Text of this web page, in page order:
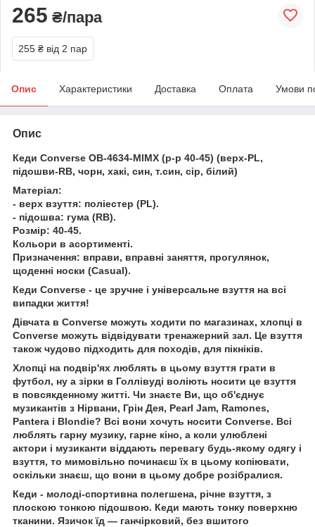
265 ₴/пара
255 ₴ від 2 пар
Опис Характеристики Доставка Оплата Умови
Опис
Кеди Converse OB-4634-MIMX (р-р 40-45) (верх-PL,
підошви-RB, чорн, хакі, син, т.син, сір, білий)
Матеріал:
- верх взуття: поліестер (PL).
- підошва: гума (RB).
Розмір: 40-45.
Кольори в асортименті.
Призначення: вправи, вправні заняття, прогулянок,
щоденні носки (Casual).
Кеди Converse - це зручне і універсальне взуття на всі
випадки життя!
Дівчата в Converse можуть ходити по магазинах, хлопці в
Converse можуть відвідувати тренажерний зал. Це взуття
також чудово підходить для походів, для пікніків.
Хлопці на подвір'ях люблять в цьому взуття грати в
футбол, ну а зірки в Голлівуді воліють носити це взуття
в повсякденному житті. Чи знаєте Ви, що об'єднує
музикантів з Нірвани, Грін Дея, Pearl Jam, Ramones,
Pantera і Blondie? Всі вони хочуть носити Converse. Всі
люблять гарну музику, гарне кіно, а коли улюблені
актори і музиканти віддають перевагу будь-якому одягу і
взуття, то мимовільно починаєш їх в цьому копіювати,
оскільки знаєш, що вони в цьому добре розібралися.
Кеди - молоді-спортивна полегшена, річне взуття, з
плоскою тонкою підошвою. Кеди мають тонку поверхню
тканини. Язичок їд — ганчірковий, без вшитого